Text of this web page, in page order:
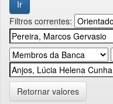
Filtros correntes:
Retornar valores